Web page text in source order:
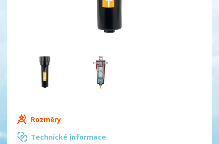
Rozměry
Technické informace